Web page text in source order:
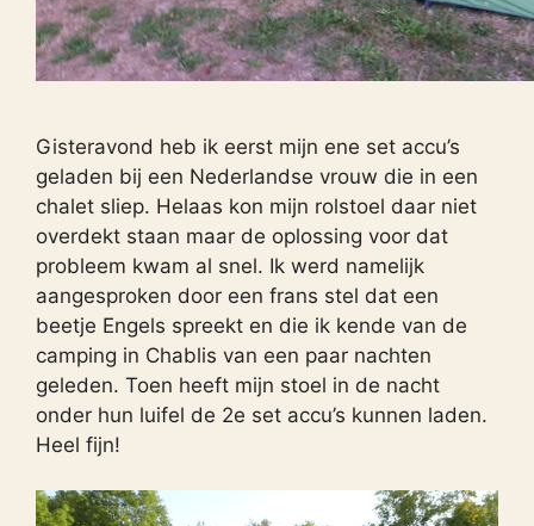
Gisteravond heb ik eerst mijn ene set accu’s
geladen bij een Nederlandse vrouw die in een
chalet sliep. Helaas kon mijn rolstoel daar niet
overdekt staan maar de oplossing voor dat
probleem kwam al snel. Ik werd namelijk
aangesproken door een frans stel dat een
beetje Engels spreekt en die ik kende van de
camping in Chablis van een paar nachten
geleden. Toen heeft mijn stoel in de nacht
onder hun luifel de 2e set accu’s kunnen laden.
Heel fijn!